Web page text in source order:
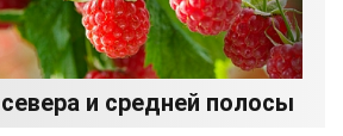
и средней полосы